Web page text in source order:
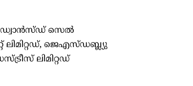
സെല്‍
ലിമിറ്റഡ്, ജെഎസ്ഡബ്ല്യു
ലിമിറ്റഡ്